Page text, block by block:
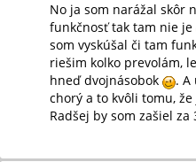
No ja som narážal skôr
funkčnosť tak tam nie je
som vyskúšal či tam
riešim kolko prevolám,
hneď dvojnásobok
. A
chorý a to kvôli tomu,
Radšej by som zašiel za